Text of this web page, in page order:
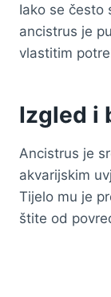
Iako se često
ancistrus je
vlastitim
Izgled i
Ancistrus je
akvarijskim
Tijelo mu je
štite od